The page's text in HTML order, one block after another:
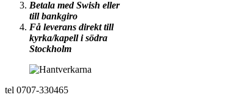
Betala med Swish eller
till bankgiro
Få leverans direkt till
kyrka/kapell i södra
Stockholm
tel 0707-330465